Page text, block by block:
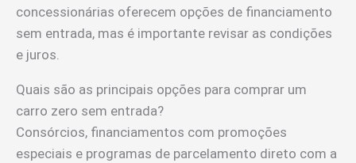
concessionárias oferecem opções de financiamento
sem entrada, mas é importante revisar as condições
e juros.
Quais são as principais opções para comprar um
carro zero sem entrada?
Consórcios, financiamentos com promoções
especiais e programas de parcelamento direto com a